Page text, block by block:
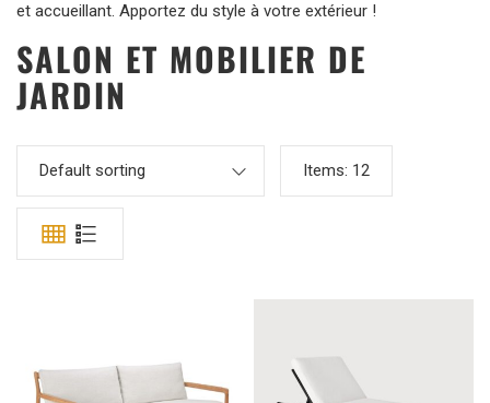
et accueillant. Apportez du style à votre extérieur !
SALON ET MOBILIER DE
JARDIN
Default sorting Items: 12